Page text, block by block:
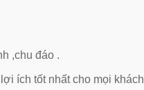
,chu đáo .
ích tốt nhất cho mọi khách